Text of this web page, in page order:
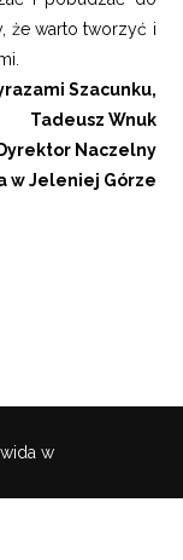
że warto tworzyć i
Szacunku,
Tadeusz Wnuk
Dyrektor Naczelny
w Jeleniej Górze
w